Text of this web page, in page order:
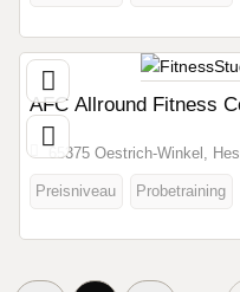
AFC Allround Fitness
65375 Oestrich-Winkel,
Preisniveau Probetraining